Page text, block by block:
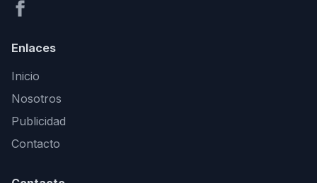
Enlaces
Inicio
Nosotros
Publicidad
Contacto